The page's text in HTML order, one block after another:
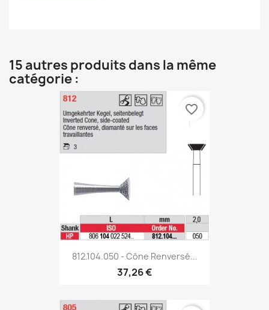
15 autres produits dans la même
catégorie :
812.104.050 - Cône Renversé...
37,26 €
favorite_border